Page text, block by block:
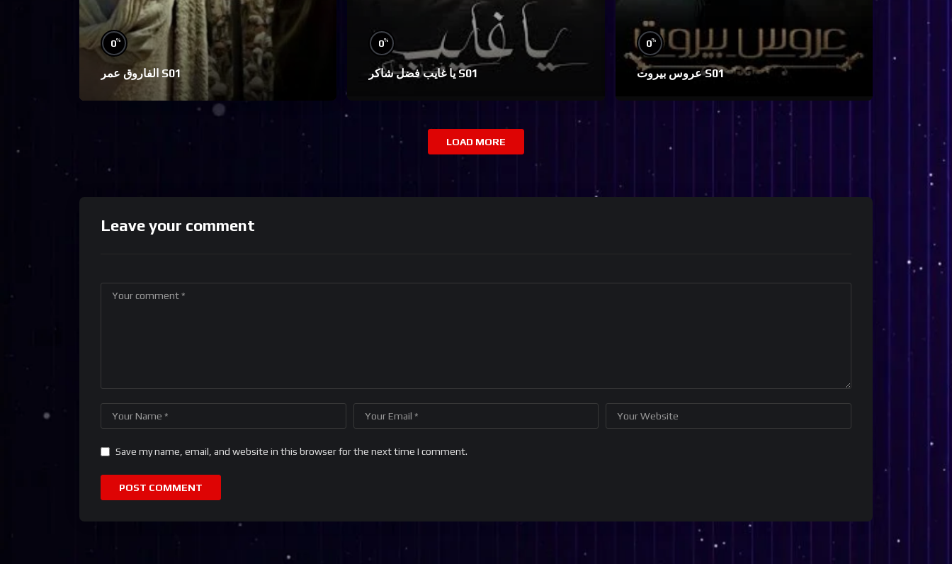
0%
الفاروق عمر S01
0%
يا غايب فضل شاكر S01
0%
عروس بيروت S01
LOAD MORE
Leave your comment
Save my name, email, and website in this browser for the next time I comment.